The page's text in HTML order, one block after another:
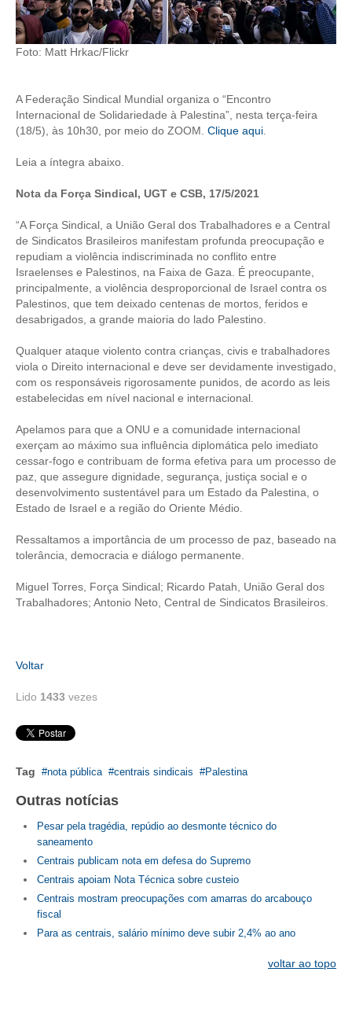
ACORDOS, CONVENÇÕES E DISSÍDIOS
CONTRIBUIÇÕES
CONTRIBUIÇÃO ASSOCIATIVA OU ANUIDADE DE SÓCIO
FGTS EXPURGOS
FGTS CORREÇÃO
LEGISLAÇÃO
LEI 4.950-A/1966 – PISO SALARIAL
LEI 5.194/1966 – REGULAMENTAÇÃO DA PROFISSÃO
LEI 6.496/1977 – ART
HOMOLOGAÇÕES
PISO SALARIAL
FIQUE POR DENTRO
OPORTUNIDADES
EMPREGO E ESTÁGIO
AUTÔNOMOS E SERVIÇOS
NEWSLETTER
GUIA DAS ENGENHARIAS
CONTATO
CURSOS
ENGENHEIRO EMPREENDEDOR
SEESP EDUCAÇÃO
PLATAFORMAS GRATUITAS
Foto: Matt Hrkac/Flickr
A Federação Sindical Mundial organiza o “Encontro
Internacional de Solidariedade à Palestina”, nesta terça-feira
(18/5), às 10h30, por meio do ZOOM. Clique aqui.
Leia a íntegra abaixo.
Nota da Força Sindical, UGT e CSB, 17/5/2021
“A Força Sindical, a União Geral dos Trabalhadores e a Central
de Sindicatos Brasileiros manifestam profunda preocupação e
repudiam a violência indiscriminada no conflito entre
Israelenses e Palestinos, na Faixa de Gaza. É preocupante,
principalmente, a violência desproporcional de Israel contra os
Palestinos, que tem deixado centenas de mortos, feridos e
desabrigados, a grande maioria do lado Palestino.
Qualquer ataque violento contra crianças, civis e trabalhadores
viola o Direito internacional e deve ser devidamente investigado,
com os responsáveis rigorosamente punidos, de acordo as leis
estabelecidas em nível nacional e internacional.
Apelamos para que a ONU e a comunidade internacional
exerçam ao máximo sua influência diplomática pelo imediato
cessar-fogo e contribuam de forma efetiva para um processo de
paz, que assegure dignidade, segurança, justiça social e o
desenvolvimento sustentável para um Estado da Palestina, o
Estado de Israel e a região do Oriente Médio.
Ressaltamos a importância de um processo de paz, baseado na
tolerância, democracia e diálogo permanente.
Miguel Torres, Força Sindical; Ricardo Patah, União Geral dos
Trabalhadores; Antonio Neto, Central de Sindicatos Brasileiros.
Voltar
Lido 1433 vezes
Tag nota pública centrais sindicais Palestina
Outras notícias
Pesar pela tragédia, repúdio ao desmonte técnico do
saneamento
Centrais publicam nota em defesa do Supremo
Centrais apoiam Nota Técnica sobre custeio
Centrais mostram preocupações com amarras do arcabouço
fiscal
Para as centrais, salário mínimo deve subir 2,4% ao ano
voltar ao topo